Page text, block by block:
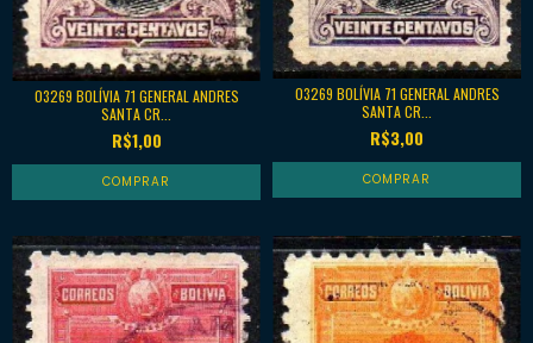
03269 BOLÍVIA 71 GENERAL ANDRES
SANTA CR...
R$1,00
03269 BOLÍVIA 71 GENERAL ANDRES
SANTA CR...
R$3,00